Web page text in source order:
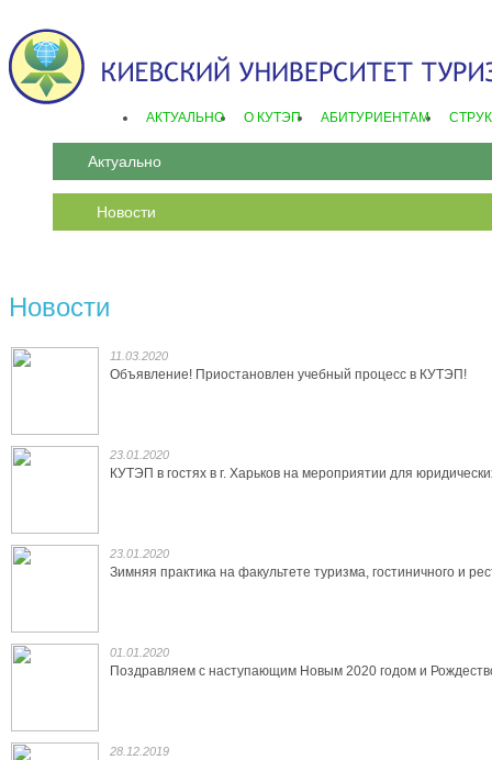
АКТУАЛЬНО О КУТЭП АБИТУРИЕНТАМ
Актуально
Новости
Новости
11.03.2020
Объявление! Приостановлен учебный процесс в КУТЭП!
23.01.2020
КУТЭП в гостях в г. Харьков на мероприятии для
23.01.2020
Зимняя практика на факультете туризма, гостиничного и
01.01.2020
Поздравляем с наступающим Новым 2020 годом и
28.12.2019